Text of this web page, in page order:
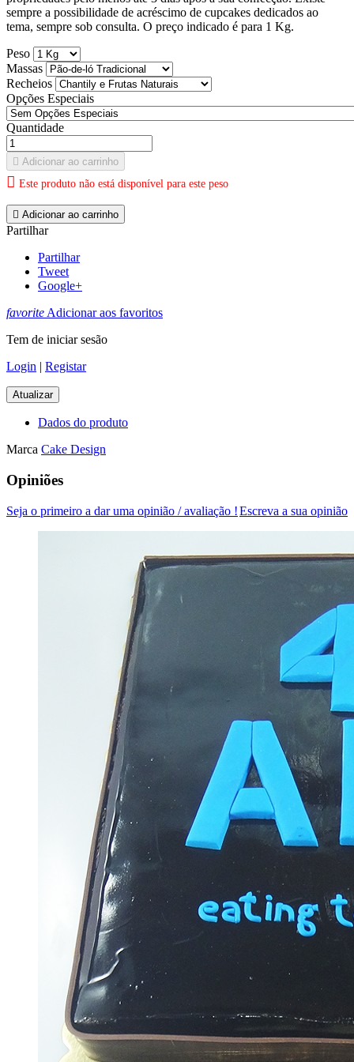
sempre a possibilidade de acréscimo de cupcakes dedicados ao
tema, sempre sob consulta. O preço indicado é para 1 Kg.
Peso
Massas
Recheios
Opções Especiais
Quantidade
 Adicionar ao carrinho
 Este produto não está disponível para este peso
 Adicionar ao carrinho
Partilhar
Partilhar
Tweet
Google+
favoriteAdicionar aos favoritos
Tem de iniciar sesão
Login | Registar
Dados do produto
Marca Cake Design
Opiniões
Escreva a sua opinião
Seja o primeiro a dar uma opinião / avaliação !